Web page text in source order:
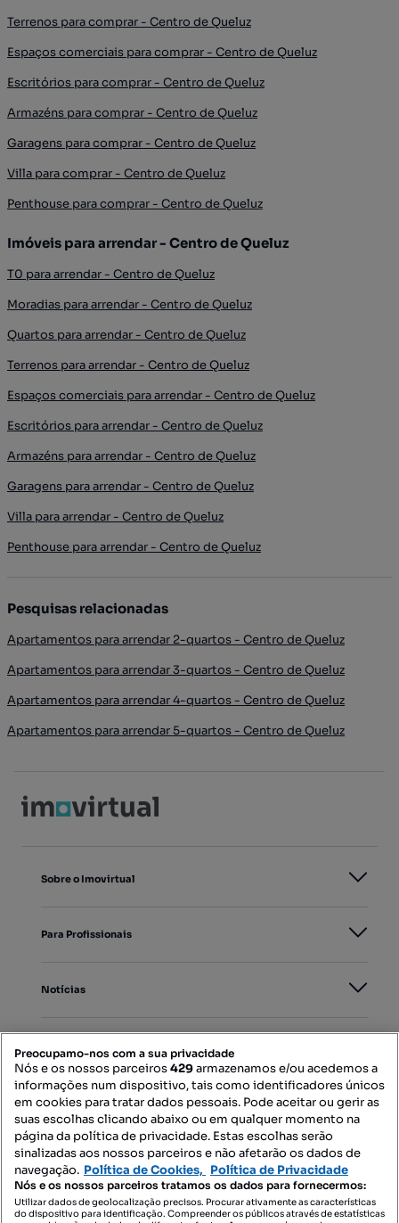
Terrenos para comprar - Centro de Queluz
Espaços comerciais para comprar - Centro de Queluz
Escritórios para comprar - Centro de Queluz
Armazéns para comprar - Centro de Queluz
Garagens para comprar - Centro de Queluz
Villa para comprar - Centro de Queluz
Penthouse para comprar - Centro de Queluz
Imóveis para arrendar - Centro de Queluz
T0 para arrendar - Centro de Queluz
Moradias para arrendar - Centro de Queluz
Quartos para arrendar - Centro de Queluz
Terrenos para arrendar - Centro de Queluz
Espaços comerciais para arrendar - Centro de Queluz
Escritórios para arrendar - Centro de Queluz
Armazéns para arrendar - Centro de Queluz
Garagens para arrendar - Centro de Queluz
Villa para arrendar - Centro de Queluz
Penthouse para arrendar - Centro de Queluz
Pesquisas relacionadas
Apartamentos para arrendar 2-quartos - Centro de Queluz
Apartamentos para arrendar 3-quartos - Centro de Queluz
Apartamentos para arrendar 4-quartos - Centro de Queluz
Apartamentos para arrendar 5-quartos - Centro de Queluz
Sobre o Imovirtual
Para Profissionais
Notícias
Mapa do Site
Contacte-nos
SIGA-NOS:
Preocupamo-nos com a sua privacidade
Nós e os nossos parceiros429armazenamos e/ou acedemos a
informações num dispositivo, tais como identificadores únicos
em cookies para tratar dados pessoais. Pode aceitar ou gerir as
suas escolhas clicando abaixo ou em qualquer momento na
página da política de privacidade. Estas escolhas serão
sinalizadas aos nossos parceiros e não afetarão os dados de
navegação. Política de Cookies, Política de Privacidade
Nós e os nossos parceiros tratamos os dados para fornecermos:
Utilizar dados de geolocalização precisos. Procurar ativamente as características
do dispositivo para identificação. Compreender os públicos através de estatísticas